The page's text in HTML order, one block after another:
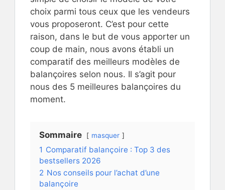
choix parmi tous ceux que les vendeurs
vous proposeront. C’est pour cette
raison, dans le but de vous apporter un
coup de main, nous avons établi un
comparatif des meilleurs modèles de
balançoires selon nous. Il s’agit pour
nous des 5 meilleures balançoires du
moment.
Sommaire masquer
1 Comparatif balançoire : Top 3 des
bestsellers 2026
2 Nos conseils pour l’achat d’une
balançoire